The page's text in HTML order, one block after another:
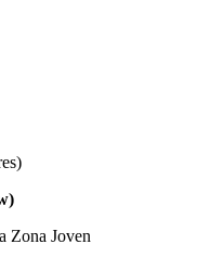
Zona Joven